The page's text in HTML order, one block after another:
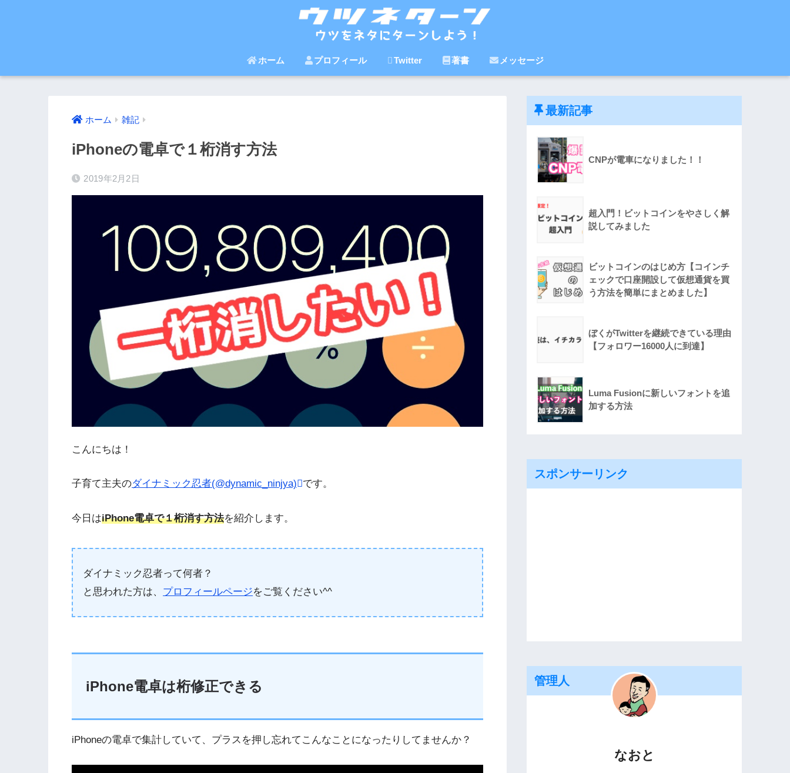
ホーム プロフィール Twitter 著書 メッセージ
ホーム 雑記
iPhoneの電卓で１桁消す方法
2019年2月2日
こんにちは！
子育て主夫のダイナミック忍者(@dynamic_ninjya) です。
今日はiPhone電卓で１桁消す方法を紹介します。
ダイナミック忍者って何者？
と思われた方は、 プロフィールページをご覧ください^^
iPhone電卓は桁修正できる
iPhoneの電卓で集計していて、プラスを押し忘れてこんなことになったりしてませんか？
最新記事
CNPが電車になりました！！
超入門！ビットコインをやさしく解
説してみました
ビットコインのはじめ方【コインチ
ェックで口座開設して仮想通貨を買
う方法を簡単にまとめました】
ぼくがTwitterを継続できている理由
【フォロワー16000人に到達】
Luma Fusionに新しいフォントを追
加する方法
スポンサーリンク
管理人
なおと